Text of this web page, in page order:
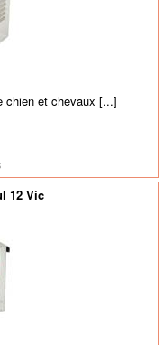
chien et chevaux [...]
12 Vic